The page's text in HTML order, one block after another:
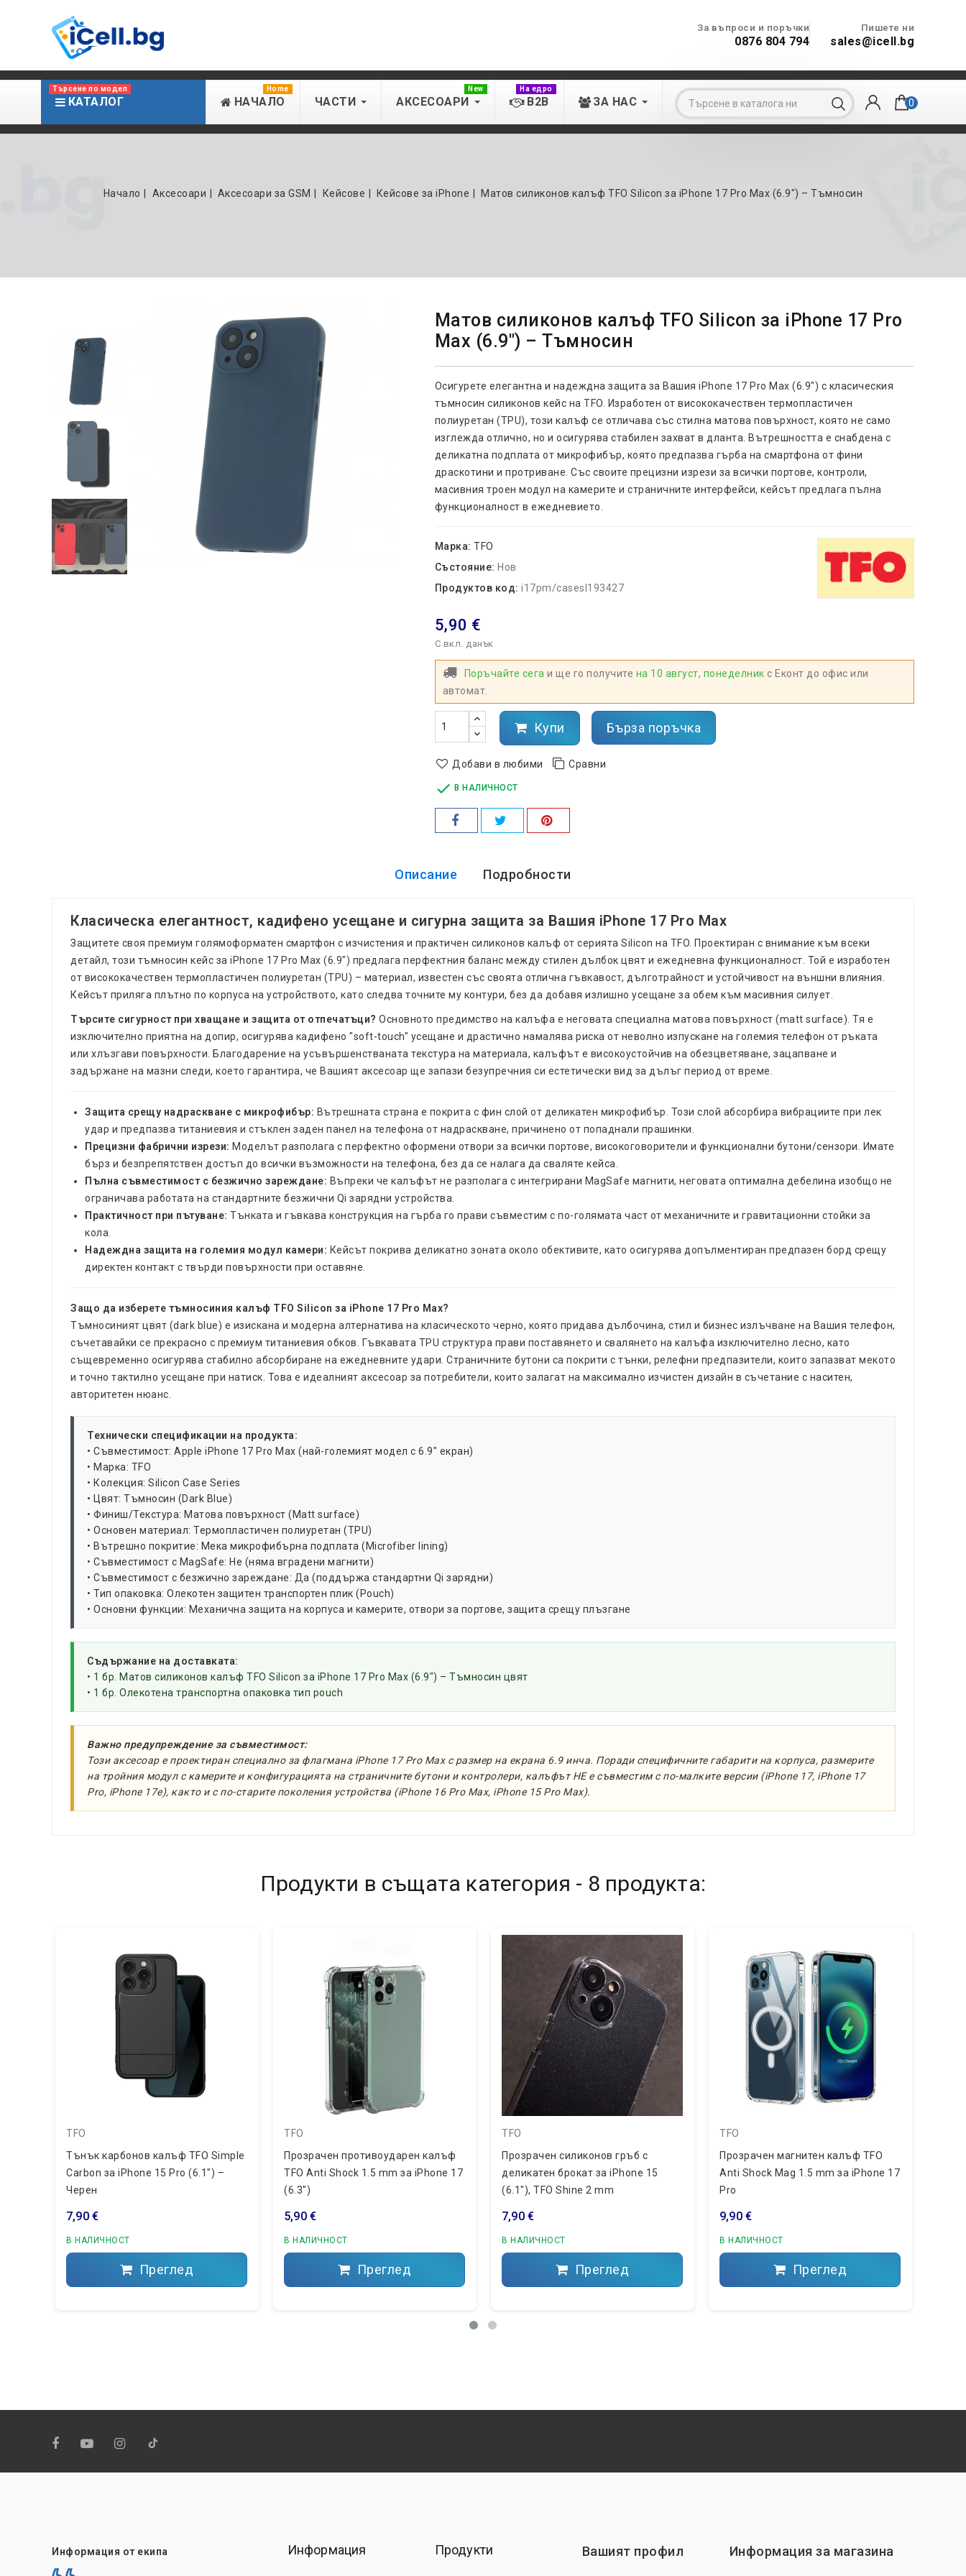
За въпроси и поръчки
0876 804 794
Пишете ни
sales@icell.bg
КАТАЛОГ
Търсене по модел
НАЧАЛО
Home
ЧАСТИ АКСЕСОАРИ
New
B2B
На едро
ЗА НАС  0
Начало Аксесоари Аксесоари за GSM Кейсове Кейсове за iPhone Матов силиконов калъф TFO Silicon за iPhone 17 Pro Max (6.9") – Тъмносин
Матов силиконов калъф TFO Silicon за iPhone 17 Pro
Max (6.9") – Тъмносин
Осигурете елегантна и надеждна защита за Вашия iPhone 17 Pro Max (6.9") с класическия
тъмносин силиконов кейс на TFO. Изработен от висококачествен термопластичен
полиуретан (TPU), този калъф се отличава със стилна матова повърхност, която не само
изглежда отлично, но и осигурява стабилен захват в дланта. Вътрешността е снабдена с
деликатна подплата от микрофибър, която предпазва гърба на смартфона от фини
драскотини и протриване. Със своите прецизни изрези за всички портове, контроли,
масивния троен модул на камерите и страничните интерфейси, кейсът предлага пълна
функционалност в ежедневието.
Марка: TFO
Състояние: Нов
Продуктов код: i17pm/casesl193427
5,90 €
С вкл. данък
Поръчайте сега и ще го получите на 10 август, понеделник с Еконт до офис или
автомат.
Купи Бърза поръчка
Добави в любими Сравни
 В НАЛИЧНОСТ
Описание Подробности
Класическа елегантност, кадифено усещане и сигурна защита за Вашия iPhone 17 Pro Max
Защитете своя премиум голямоформатен смартфон с изчистения и практичен силиконов калъф от серията Silicon на TFO. Проектиран с внимание към всеки
детайл, този тъмносин кейс за iPhone 17 Pro Max (6.9") предлага перфектния баланс между стилен дълбок цвят и ежедневна функционалност. Той е изработен
от висококачествен термопластичен полиуретан (TPU) – материал, известен със своята отлична гъвкавост, дълготрайност и устойчивост на външни влияния.
Кейсът приляга плътно по корпуса на устройството, като следва точните му контури, без да добавя излишно усещане за обем към масивния силует.
Търсите сигурност при хващане и защита от отпечатъци? Основното предимство на калъфа е неговата специална матова повърхност (matt surface). Тя е
изключително приятна на допир, осигурява кадифено "soft-touch" усещане и драстично намалява риска от неволно изпускане на големия телефон от ръката
или хлъзгави повърхности. Благодарение на усъвършенстваната текстура на материала, калъфът е високоустойчив на обезцветяване, зацапване и
задържане на мазни следи, което гарантира, че Вашият аксесоар ще запази безупречния си естетически вид за дълъг период от време.
Защита срещу надраскване с микрофибър: Вътрешната страна е покрита с фин слой от деликатен микрофибър. Този слой абсорбира вибрациите при лек
удар и предпазва титаниевия и стъклен заден панел на телефона от надраскване, причинено от попаднали прашинки.
Прецизни фабрични изрези: Моделът разполага с перфектно оформени отвори за всички портове, високоговорители и функционални бутони/сензори. Имате
бърз и безпрепятствен достъп до всички възможности на телефона, без да се налага да сваляте кейса.
Пълна съвместимост с безжично зареждане: Въпреки че калъфът не разполага с интегрирани MagSafe магнити, неговата оптимална дебелина изобщо не
ограничава работата на стандартните безжични Qi зарядни устройства.
Практичност при пътуване: Тънката и гъвкава конструкция на гърба го прави съвместим с по-голямата част от механичните и гравитационни стойки за
кола.
Надеждна защита на големия модул камери: Кейсът покрива деликатно зоната около обективите, като осигурява допълментиран предпазен борд срещу
директен контакт с твърди повърхности при оставяне.
Защо да изберете тъмносиния калъф TFO Silicon за iPhone 17 Pro Max?
Тъмносиният цвят (dark blue) е изискана и модерна алтернатива на класическото черно, която придава дълбочина, стил и бизнес излъчване на Вашия телефон,
съчетавайки се прекрасно с премиум титаниевия обков. Гъвкавата TPU структура прави поставянето и свалянето на калъфа изключително лесно, като
същевременно осигурява стабилно абсорбиране на ежедневните удари. Страничните бутони са покрити с тънки, релефни предпазители, които запазват мекото
и точно тактилно усещане при натиск. Това е идеалният аксесоар за потребители, които залагат на максимално изчистен дизайн в съчетание с наситен,
авторитетен нюанс.
Технически спецификации на продукта:
• Съвместимост: Apple iPhone 17 Pro Max (най-големият модел с 6.9" екран)
• Марка: TFO
• Колекция: Silicon Case Series
• Цвят: Тъмносин (Dark Blue)
• Финиш/Текстура: Матова повърхност (Matt surface)
• Основен материал: Термопластичен полиуретан (TPU)
• Вътрешно покритие: Мека микрофибърна подплата (Microfiber lining)
• Съвместимост с MagSafe: Не (няма вградени магнити)
• Съвместимост с безжично зареждане: Да (поддържа стандартни Qi зарядни)
• Тип опаковка: Олекотен защитен транспортен плик (Pouch)
• Основни функции: Механична защита на корпуса и камерите, отвори за портове, защита срещу плъзгане
Съдържание на доставката:
• 1 бр. Матов силиконов калъф TFO Silicon за iPhone 17 Pro Max (6.9") – Тъмносин цвят
• 1 бр. Олекотена транспортна опаковка тип pouch
Важно предупреждение за съвместимост:
Този аксесоар е проектиран специално за флагмана iPhone 17 Pro Max с размер на екрана 6.9 инча. Поради специфичните габарити на корпуса, размерите
на тройния модул с камерите и конфигурацията на страничните бутони и контролери, калъфът НЕ е съвместим с по-малките версии (iPhone 17, iPhone 17
Pro, iPhone 17e), както и с по-старите поколения устройства (iPhone 16 Pro Max, iPhone 15 Pro Max).
Продукти в същата категория - 8 продукта:
TFO
Тънък карбонов калъф TFO Simple
Carbon за iPhone 15 Pro (6.1") –
Черен
7,90 €
В НАЛИЧНОСТ
Преглед
TFO
Прозрачен противоударен калъф
TFO Anti Shock 1.5 mm за iPhone 17
(6.3")
5,90 €
В НАЛИЧНОСТ
Преглед
TFO
Прозрачен силиконов гръб с
деликатен брокат за iPhone 15
(6.1"), TFO Shine 2 mm
7,90 €
В НАЛИЧНОСТ
Преглед
TFO
Прозрачен магнитен калъф TFO
Anti Shock Mag 1.5 mm за iPhone 17
Pro
9,90 €
В НАЛИЧНОСТ
Преглед
Информация от екипа Информация Продукти Вашият профил Информация за магазина